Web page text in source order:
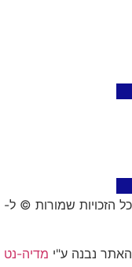
כל הזכויות שמורות © ל- 90FM
האתר נבנה ע"י מדיה-נט